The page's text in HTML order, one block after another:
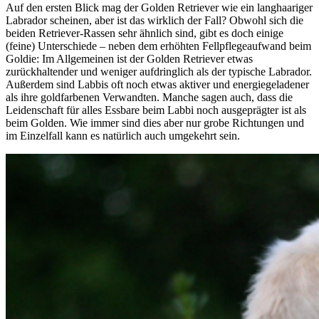
Auf den ersten Blick mag der Golden Retriever wie ein langhaariger
Labrador scheinen, aber ist das wirklich der Fall? Obwohl sich die
beiden Retriever-Rassen sehr ähnlich sind, gibt es doch einige
(feine) Unterschiede – neben dem erhöhten Fellpflegeaufwand beim
Goldie: Im Allgemeinen ist der Golden Retriever etwas
zurückhaltender und weniger aufdringlich als der typische Labrador.
Außerdem sind Labbis oft noch etwas aktiver und energiegeladener
als ihre goldfarbenen Verwandten. Manche sagen auch, dass die
Leidenschaft für alles Essbare beim Labbi noch ausgeprägter ist als
beim Golden. Wie immer sind dies aber nur grobe Richtungen und
im Einzelfall kann es natürlich auch umgekehrt sein.